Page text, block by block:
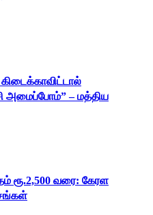
அமைப்போம்” – மத்திய
ரூ.2,500 வரை: கேரள